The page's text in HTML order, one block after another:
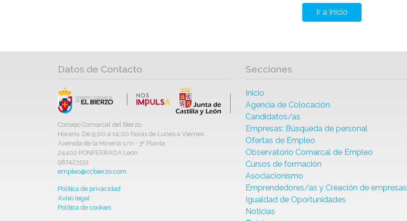
Ir a Inicio
Datos de Contacto
Consejo Comarcal del Bierzo
Horario: De 9,00 a 14,00 horas de Lunes a Viernes
Avenida de la Minería s/n - 3ª Planta
24402 PONFERRADA León
987423551
empleo@ccbierzo.com
Política de privacidad
Aviso legal
Política de cookies
Secciones
Inicio
Agencia de Colocación
Candidatos/as
Empresas: Búsqueda de personal
Ofertas de Empleo
Observatorio Comarcal de Empleo
Cursos de formación
Asociacionismo
Emprendedores/as y Creación de empresas
Igualdad de Oportunidades
Noticias